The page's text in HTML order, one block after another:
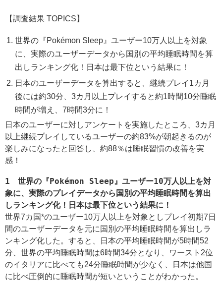
【調査結果 TOPICS】
世界の『Pokémon Sleep』ユーザー10万人以上を対象
に、実際のユーザーデータから国別の平均睡眠時間を算
出しランキング化！日本は最下位という結果に！
日本のユーザーデータを算出すると、継続プレイ1カ月
後には約30分、3カ月以上プレイすると約1時間10分睡眠
時間が増え、7時間3分に！
日本のユーザーに対しアンケートを実施したところ、3カ月
以上継続プレイしているユーザーの約83%が朝起きるのが
楽しみになったと回答し、約88％は睡眠習慣の改善を実
感！
1 世界の『Pokémon Sleep』ユーザー10万人以上を対
象に、実際のプレイデータから国別の平均睡眠時間を算出
しランキング化！日本は最下位という結果に！
世界7カ国*のユーザー10万人以上を対象としプレイ初期7日
間のユーザーデータを元に国別の平均睡眠時間を算出しラ
ンキング化した。すると、日本の平均睡眠時間が5時間52
分、世界の平均睡眠時間は6時間34分となり、ワースト2位
のイタリアに比べても24分睡眠時間が少なく、日本は他国
に比べ圧倒的に睡眠時間が短いということがわかった。